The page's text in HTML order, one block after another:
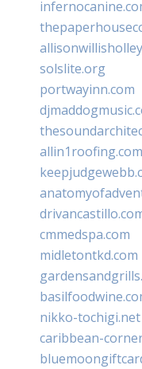
solslite.org
portwayinn.com
allin1roofing.com
cmmedspa.com
midletontkd.com
nikko-tochigi.net
caribbean-